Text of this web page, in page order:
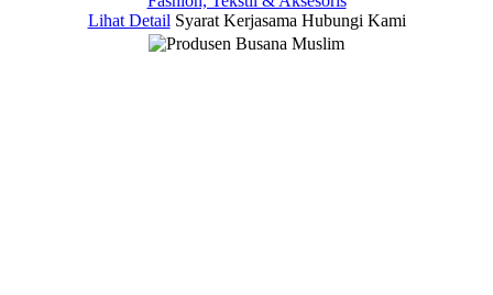
Lihat Detail Syarat Kerjasama Hubungi Kami